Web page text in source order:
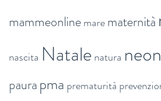
mammeonlinemarematernità
nascita Natale natura
paura pma prematurità